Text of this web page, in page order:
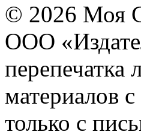
© 2026 Моя
ООО
материалов
только с